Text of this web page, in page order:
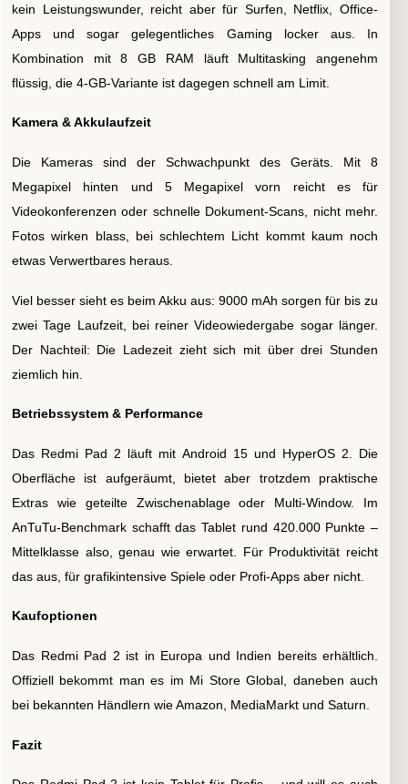
kein Leistungswunder, reicht aber für Surfen, Netflix, Office-
Apps und sogar gelegentliches Gaming locker aus. In
Kombination mit 8 GB RAM läuft Multitasking angenehm
flüssig, die 4-GB-Variante ist dagegen schnell am Limit.
Kamera & Akkulaufzeit
Die Kameras sind der Schwachpunkt des Geräts. Mit 8
Megapixel hinten und 5 Megapixel vorn reicht es für
Videokonferenzen oder schnelle Dokument-Scans, nicht mehr.
Fotos wirken blass, bei schlechtem Licht kommt kaum noch
etwas Verwertbares heraus.
Viel besser sieht es beim Akku aus: 9000 mAh sorgen für bis zu
zwei Tage Laufzeit, bei reiner Videowiedergabe sogar länger.
Der Nachteil: Die Ladezeit zieht sich mit über drei Stunden
ziemlich hin.
Betriebssystem & Performance
Das Redmi Pad 2 läuft mit Android 15 und HyperOS 2. Die
Oberfläche ist aufgeräumt, bietet aber trotzdem praktische
Extras wie geteilte Zwischenablage oder Multi-Window. Im
AnTuTu-Benchmark schafft das Tablet rund 420.000 Punkte –
Mittelklasse also, genau wie erwartet. Für Produktivität reicht
das aus, für grafikintensive Spiele oder Profi-Apps aber nicht.
Kaufoptionen
Das Redmi Pad 2 ist in Europa und Indien bereits erhältlich.
Offiziell bekommt man es im Mi Store Global, daneben auch
bei bekannten Händlern wie Amazon, MediaMarkt und Saturn.
Fazit